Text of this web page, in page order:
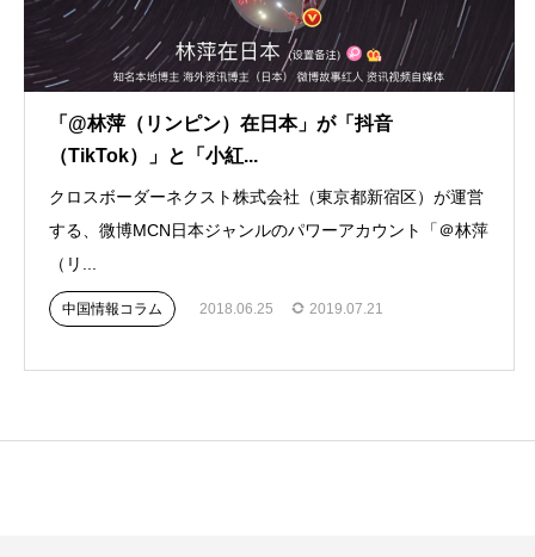
「@林萍（リンピン）在日本」が「抖音
（TikTok）」と「小紅...
クロスボーダーネクスト株式会社（東京都新宿区）が運営
する、微博MCN日本ジャンルのパワーアカウント「＠林萍
（リ...
中国情報コラム 2018.06.25 2019.07.21